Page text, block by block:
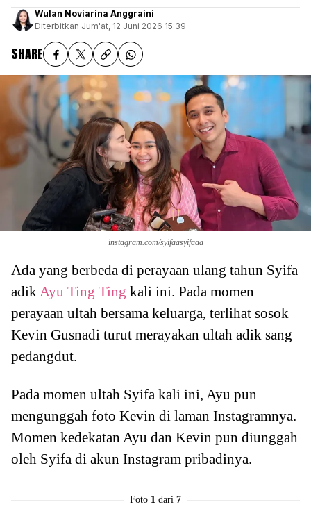
Wulan Noviarina Anggraini
Diterbitkan Jum'at, 12 Juni 2026 15:39
SHARE
instagram.com/syifaasyifaaa
Ada yang berbeda di perayaan ulang tahun Syifa
adikAyu Ting Ting kali ini. Pada momen
perayaan ultah bersama keluarga, terlihat sosok
Kevin Gusnadi turut merayakan ultah adik sang
pedangdut.
Pada momen ultah Syifa kali ini, Ayu pun
mengunggah foto Kevin di laman Instagramnya.
Momen kedekatan Ayu dan Kevin pun diunggah
oleh Syifa di akun Instagram pribadinya.
Foto 1 dari 7